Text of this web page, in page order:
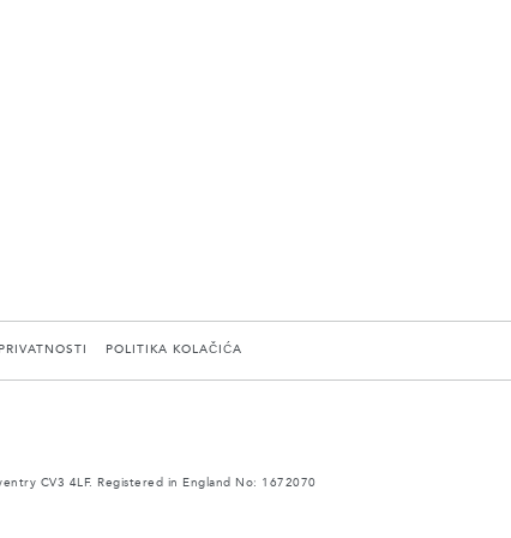
POLITIKA KOLAČIĆA
CV3 4LF. Registered in England No: 1672070